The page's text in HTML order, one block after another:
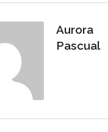
Aurora
Pascual